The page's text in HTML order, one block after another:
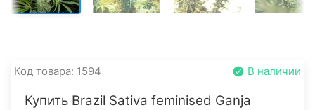
Код товара: 1594 В наличии
Купить Brazil Sativa feminised Ganja